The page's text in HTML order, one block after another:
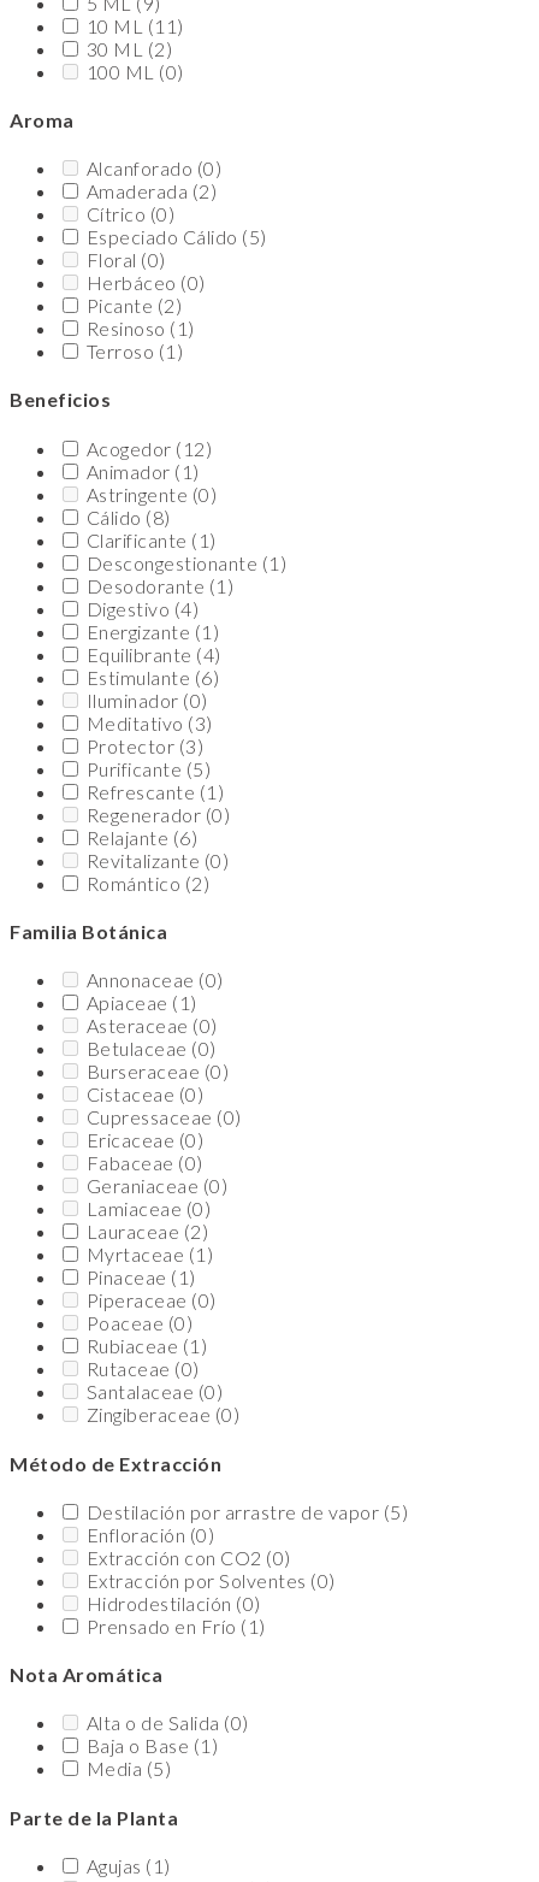
10 ML (11)
30 ML (2)
100 ML (0)
Aroma
Alcanforado (0)
Amaderada (2)
Cítrico (0)
Especiado Cálido (5)
Floral (0)
Herbáceo (0)
Picante (2)
Resinoso (1)
Terroso (1)
Beneficios
Acogedor (12)
Animador (1)
Astringente (0)
Cálido (8)
Clarificante (1)
Descongestionante (1)
Desodorante (1)
Digestivo (4)
Energizante (1)
Equilibrante (4)
Estimulante (6)
Iluminador (0)
Meditativo (3)
Protector (3)
Purificante (5)
Refrescante (1)
Regenerador (0)
Relajante (6)
Revitalizante (0)
Romántico (2)
Familia Botánica
Annonaceae (0)
Apiaceae (1)
Asteraceae (0)
Betulaceae (0)
Burseraceae (0)
Cistaceae (0)
Cupressaceae (0)
Ericaceae (0)
Fabaceae (0)
Geraniaceae (0)
Lamiaceae (0)
Lauraceae (2)
Myrtaceae (1)
Pinaceae (1)
Piperaceae (0)
Poaceae (0)
Rubiaceae (1)
Rutaceae (0)
Santalaceae (0)
Zingiberaceae (0)
Método de Extracción
Destilación por arrastre de vapor (5)
Enfloración (0)
Extracción con CO2 (0)
Extracción por Solventes (0)
Hidrodestilación (0)
Prensado en Frío (1)
Nota Aromática
Alta o de Salida (0)
Baja o Base (1)
Media (5)
Parte de la Planta
Agujas (1)